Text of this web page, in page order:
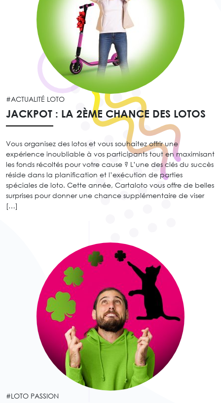
#ACTUALITÉ LOTO
JACKPOT : LA 2ÈME CHANCE DES LOTOS
Vous organisez des lotos et vous souhaitez offrir une
expérience inoubliable à vos participants tout en maximisant
les fonds récoltés pour votre cause ? L’une des clés du succès
réside dans la planification et l’exécution de parties
spéciales de loto. Cette année, Cartaloto vous offre de belles
surprises pour donner une chance supplémentaire de viser
[…]
#LOTO PASSION